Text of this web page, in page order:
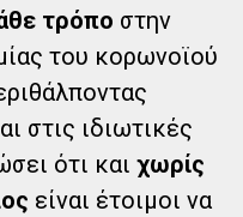
τρόπο στην
του κορωνοϊού
στις ιδιωτικές
ότι καιχωρίς
είναι έτοιμοι να